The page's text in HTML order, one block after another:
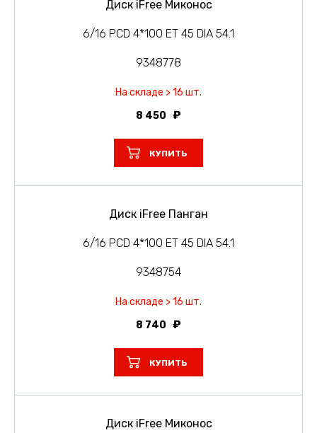
Диск iFree Миконос
6/16 PCD 4*100 ET 45 DIA 54.1
9348778
На складе > 16 шт.
8 450
КУПИТЬ
Диск iFree Панган
6/16 PCD 4*100 ET 45 DIA 54.1
9348754
На складе > 16 шт.
8 740
КУПИТЬ
Диск iFree Миконос